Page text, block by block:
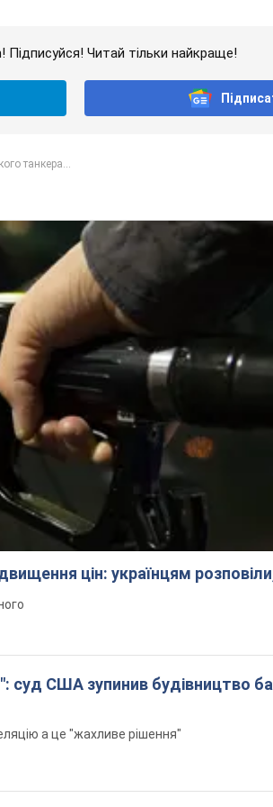
Підписуйся! Читай тільки найкраще!
танкера...
цін: українцям
суд США зупинив будівництво
а це "жахливе рішення"